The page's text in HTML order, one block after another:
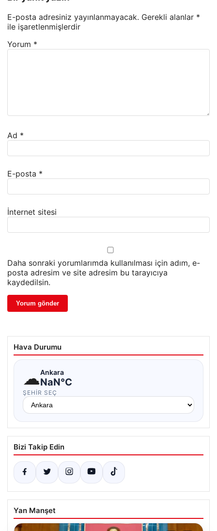
E-posta adresiniz yayınlanmayacak. Gerekli alanlar *
ile işaretlenmişlerdir
Yorum *
Ad *
E-posta *
İnternet sitesi
Daha sonraki yorumlarımda kullanılması için adım, e-
posta adresim ve site adresim bu tarayıcıya
kaydedilsin.
Hava Durumu
☁Ankara
NaN°C
ŞEHIR SEÇ
Bizi Takip Edin
Yan Manşet